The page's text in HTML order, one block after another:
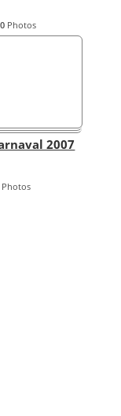
Photos
2007
Photos